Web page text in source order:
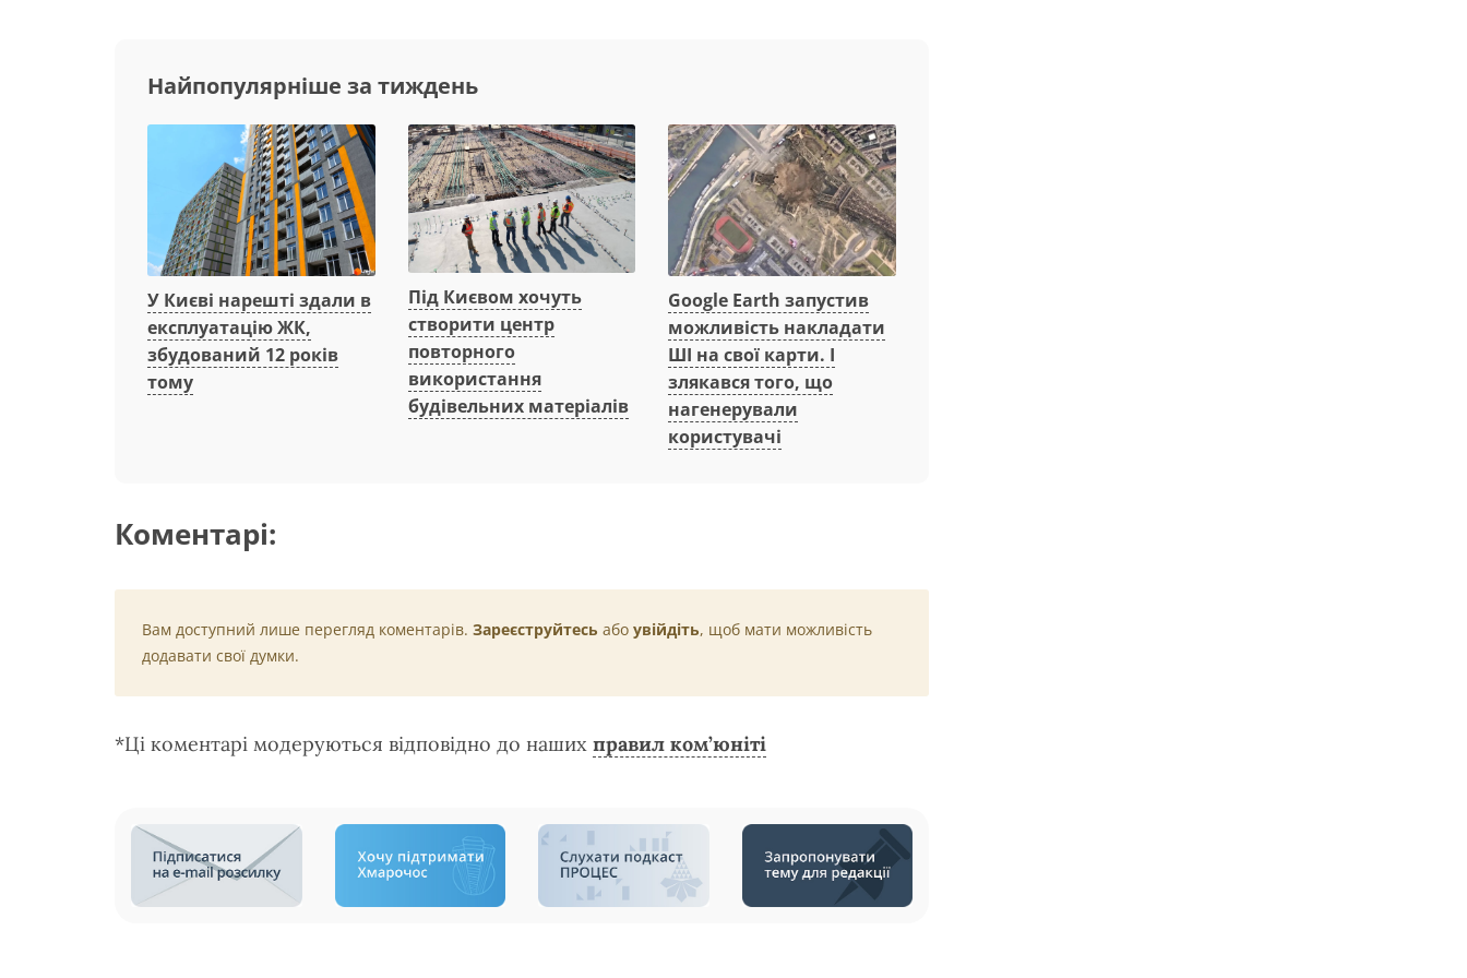
Найпопулярніше за тиждень
У Києві нарешті здали в
експлуатацію ЖК,
збудований 12 років
тому
Під Києвом хочуть
створити центр
повторного
використання
будівельних матеріалів
Google Earth запустив
можливість накладати
ШІ на свої карти. І
злякався того, що
нагенерували
користувачі
Коментарі:
Вам доступний лише перегляд коментарів. Зареєструйтесь або увійдіть, щоб мати можливість
додавати свої думки.
*Ці коментарі модеруються відповідно до наших правил ком’юніті